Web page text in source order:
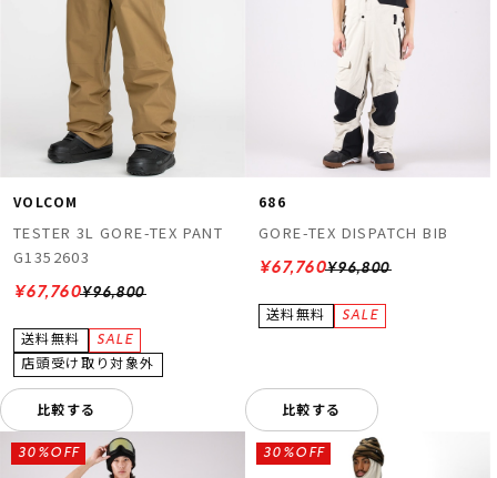
VOLCOM
TESTER 3L GORE-TEX PANT
G1352603
¥96,800
¥67,760
比較する
686
GORE-TEX DISPATCH BIB
¥96,800
¥67,760
比較する
30%OFF 30%OFF